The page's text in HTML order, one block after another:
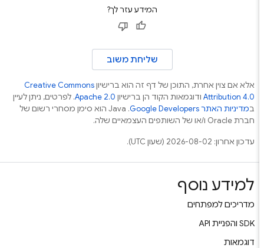
המידע עזר לך?
שליחת משוב
אלא אם צוין אחרת, התוכן של דף זה הוא ברישיוןCreative Commons
Attribution 4.0ודוגמאות הקוד הן ברישיוןApache 2.0. לפרטים, ניתן לעיין
מדיניות האתר Google Developers‏
.‏ Java הוא סימן מסחרי רשום של
חברת Oracle ו/או של השותפים העצמאיים שלה.
עדכון אחרון: 2026-08-02 (שעון UTC).
למידע נוסף
מדריכים למפתחים
‫SDK והפניית API
דוגמאות